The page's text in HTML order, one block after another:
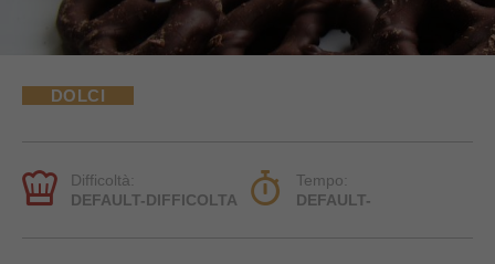
DOLCI
Difficoltà:
DEFAULT-DIFFICOLTA
Tempo:
DEFAULT-